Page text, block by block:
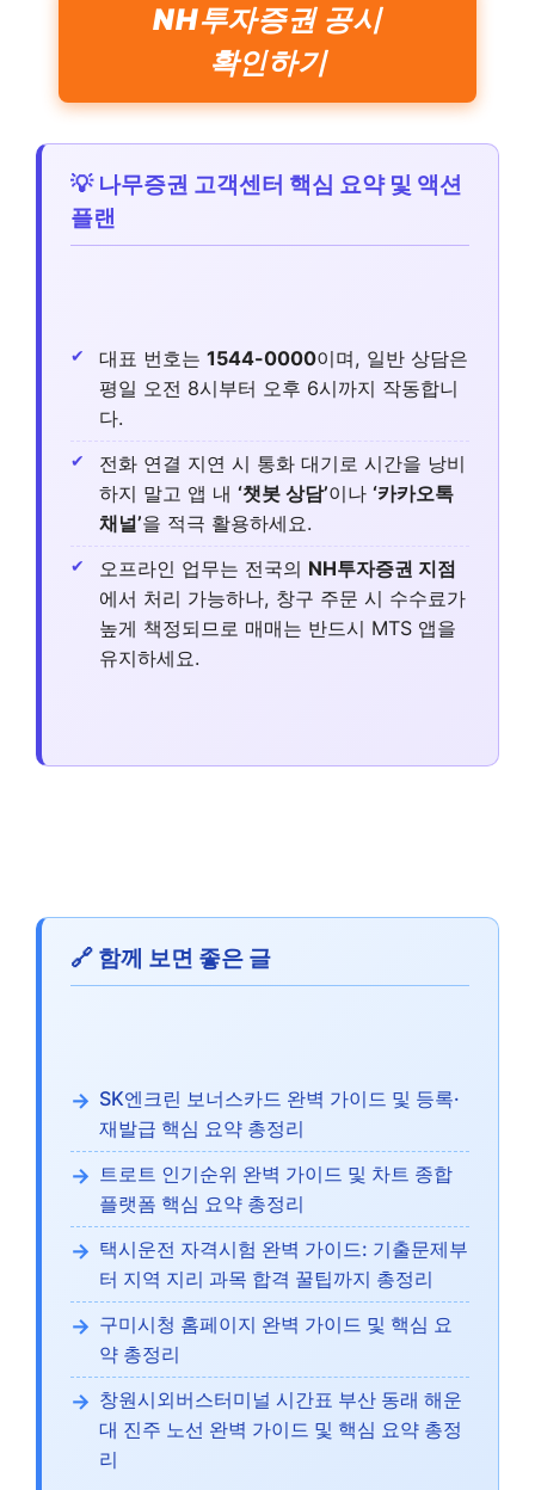
NH투자증권 공시
확인하기
💡 나무증권 고객센터 핵심 요약 및 액션
플랜
대표 번호는 1544-0000이며, 일반 상담은
평일 오전 8시부터 오후 6시까지 작동합니
다.
전화 연결 지연 시 통화 대기로 시간을 낭비
하지 말고 앱 내 ‘챗봇 상담’이나 ‘카카오톡
채널’을 적극 활용하세요.
오프라인 업무는 전국의 NH투자증권 지점
에서 처리 가능하나, 창구 주문 시 수수료가
높게 책정되므로 매매는 반드시 MTS 앱을
유지하세요.
🔗 함께 보면 좋은 글
SK엔크린 보너스카드 완벽 가이드 및 등록·
재발급 핵심 요약 총정리
트로트 인기순위 완벽 가이드 및 차트 종합
플랫폼 핵심 요약 총정리
택시운전 자격시험 완벽 가이드: 기출문제부
터 지역 지리 과목 합격 꿀팁까지 총정리
구미시청 홈페이지 완벽 가이드 및 핵심 요
약 총정리
창원시외버스터미널 시간표 부산 동래 해운
대 진주 노선 완벽 가이드 및 핵심 요약 총정
리